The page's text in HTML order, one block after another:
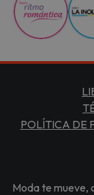
POLÍTICA DE
Moda te mueve,